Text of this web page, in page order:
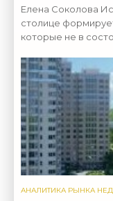
«Аналитика
Елена Соколова
столице
которые не в
застройщики
АНАЛИТИКА РЫНКА